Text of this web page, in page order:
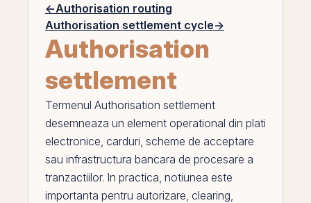
←Authorisation routing
Authorisation settlement cycle→
Authorisation
settlement
Termenul Authorisation settlement
desemneaza un element operational din plati
electronice, carduri, scheme de acceptare
sau infrastructura bancara de procesare a
tranzactiilor. In practica, notiunea este
importanta pentru autorizare, clearing,